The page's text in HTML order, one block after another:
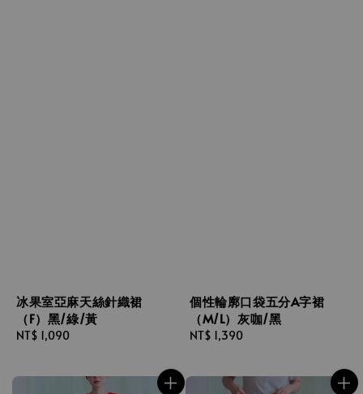
冰果室亞麻天絲針織裙
（F）黑/綠/黃
Regular
NT$ 1,090
個性輪廓口袋五分A字裙
（M/L）灰咖/黑
Regular
NT$ 1,390